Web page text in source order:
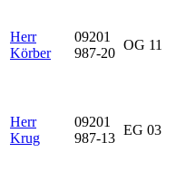
Herr
Körber
09201
987-20
OG 11
Herr
Krug
09201
987-13
EG 03